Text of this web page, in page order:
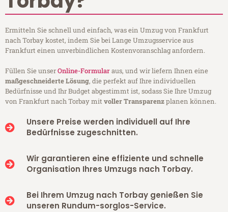
Ermitteln Sie schnell und einfach, was ein Umzug von Frankfurt
nach Torbay kostet, indem Sie bei Lange Umzugsservice aus
Frankfurt einen unverbindlichen Kostenvoranschlag anfordern.
Füllen Sie unserOnline-Formularaus, und wir liefern Ihnen eine
maßgeschneiderte Lösung, die perfekt auf Ihre individuellen
Bedürfnisse und Ihr Budget abgestimmt ist, sodass Sie Ihre Umzug
von Frankfurt nach Torbay mitvoller Transparenzplanen können.
Unsere Preise werden individuell auf Ihre
Bedürfnisse zugeschnitten.
Wir garantieren eine effiziente und schnelle
Organisation Ihres Umzugs nach Torbay.
Bei Ihrem Umzug nach Torbay genießen Sie
unseren Rundum-sorglos-Service.